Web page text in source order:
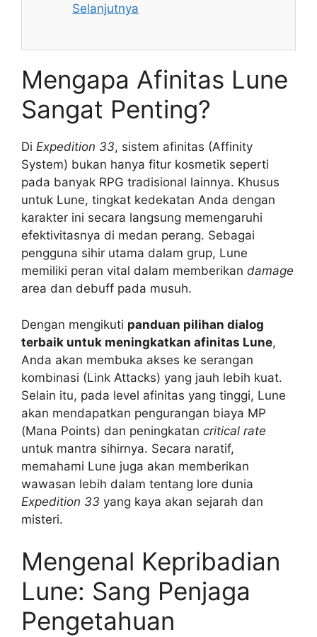
Selanjutnya
Mengapa Afinitas Lune
Sangat Penting?
Di Expedition 33, sistem afinitas (Affinity
System) bukan hanya fitur kosmetik seperti
pada banyak RPG tradisional lainnya. Khusus
untuk Lune, tingkat kedekatan Anda dengan
karakter ini secara langsung memengaruhi
efektivitasnya di medan perang. Sebagai
pengguna sihir utama dalam grup, Lune
memiliki peran vital dalam memberikan damage
area dan debuff pada musuh.
Dengan mengikuti panduan pilihan dialog
terbaik untuk meningkatkan afinitas Lune,
Anda akan membuka akses ke serangan
kombinasi (Link Attacks) yang jauh lebih kuat.
Selain itu, pada level afinitas yang tinggi, Lune
akan mendapatkan pengurangan biaya MP
(Mana Points) dan peningkatan critical rate
untuk mantra sihirnya. Secara naratif,
memahami Lune juga akan memberikan
wawasan lebih dalam tentang lore dunia
Expedition 33 yang kaya akan sejarah dan
misteri.
Mengenal Kepribadian
Lune: Sang Penjaga
Pengetahuan